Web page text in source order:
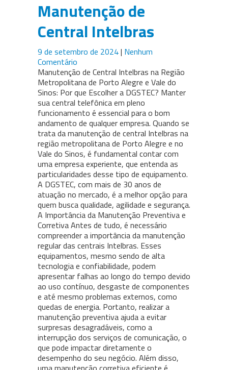
Manutenção de
Central Intelbras
9 de setembro de 2024| Nenhum
Comentário
Manutenção de Central Intelbras na Região
Metropolitana de Porto Alegre e Vale do
Sinos: Por que Escolher a DGSTEC? Manter
sua central telefônica em pleno
funcionamento é essencial para o bom
andamento de qualquer empresa. Quando se
trata da manutenção de central Intelbras na
região metropolitana de Porto Alegre e no
Vale do Sinos, é fundamental contar com
uma empresa experiente, que entenda as
particularidades desse tipo de equipamento.
A DGSTEC, com mais de 30 anos de
atuação no mercado, é a melhor opção para
quem busca qualidade, agilidade e segurança.
A Importância da Manutenção Preventiva e
Corretiva Antes de tudo, é necessário
compreender a importância da manutenção
regular das centrais Intelbras. Esses
equipamentos, mesmo sendo de alta
tecnologia e confiabilidade, podem
apresentar falhas ao longo do tempo devido
ao uso contínuo, desgaste de componentes
e até mesmo problemas externos, como
quedas de energia. Portanto, realizar a
manutenção preventiva ajuda a evitar
surpresas desagradáveis, como a
interrupção dos serviços de comunicação, o
que pode impactar diretamente o
desempenho do seu negócio. Além disso,